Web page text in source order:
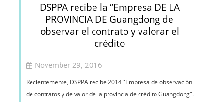
DSPPA recibe la “Empresa DE LA
PROVINCIA DE Guangdong de
observar el contrato y valorar el
crédito
November 29, 2016
Recientemente, DSPPA recibe 2014 "Empresa de observación
de contratos y de valor de la provincia de crédito Guangdong".